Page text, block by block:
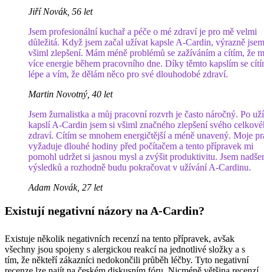
Jiří Novák, 56 let
Jsem profesionální kuchař a péče o mé zdraví je pro mě velmi
důležitá. Když jsem začal užívat kapsle A-Cardin, výrazně
všiml zlepšení. Mám méně problémů se zažíváním a cítím, že
více energie během pracovního dne. Díky těmto kapslím se
lépe a vím, že dělám něco pro své dlouhodobé zdraví.
Martin Novotný, 40 let
Jsem žurnalistka a můj pracovní rozvrh je často náročný. Po
kapslí A-Cardin jsem si všiml značného zlepšení svého
zdraví. Cítím se mnohem energičtější a méně unavený. Moje
vyžaduje dlouhé hodiny před počítačem a tento přípravek mi
pomohl udržet si jasnou mysl a zvýšit produktivitu. Jsem
výsledků a rozhodně budu pokračovat v užívání A-Cardinu.
Adam Novák, 27 let
Existují negativní názory na A-Cardin?
Existuje několik negativních recenzí na tento přípravek, avšak
všechny jsou spojeny s alergickou reakcí na jednotlivé složky a s
tím, že někteří zákazníci nedokončili průběh léčby. Tyto negativní